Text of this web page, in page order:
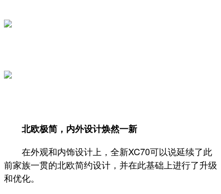
北欧极简，内外设计焕然一新
在外观和内饰设计上，全新XC70可以说延续了此
前家族一贯的北欧简约设计，并在此基础上进行了升级
和优化。